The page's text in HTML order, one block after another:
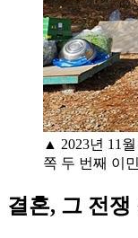
▲ 2023년 11
쪽 두 번째 이
결혼, 그 전쟁